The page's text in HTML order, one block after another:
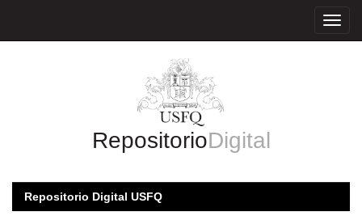
RepositorioDigital
Repositorio Digital USFQ